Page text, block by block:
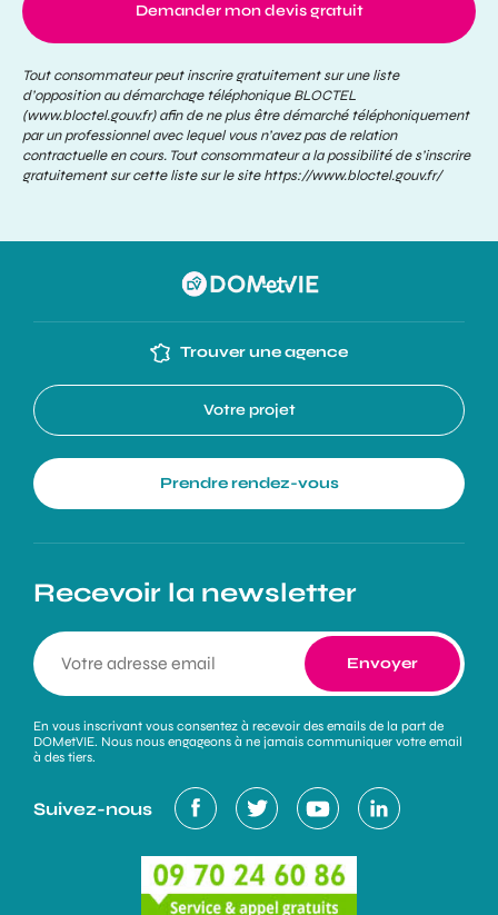
Demander mon devis gratuit
Tout consommateur peut inscrire gratuitement sur une liste
d’opposition au démarchage téléphonique BLOCTEL
(www.bloctel.gouv.fr) afin de ne plus être démarché téléphoniquement
par un professionnel avec lequel vous n’avez pas de relation
contractuelle en cours. Tout consommateur a la possibilité de s’inscrire
gratuitement sur cette liste sur le sitehttps://www.bloctel.gouv.fr/
Trouver une agence
Votre projet
Prendre rendez-vous
Recevoir la newsletter
En vous inscrivant vous consentez à recevoir des emails de la part de
DOMetVIE. Nous nous engageons à ne jamais communiquer votre email
à des tiers.
Suivez-nous